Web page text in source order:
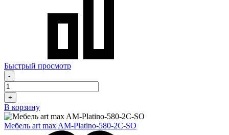
Быстрый просмотр
-
+
В корзину
Мебель art max AM-Platino-580-2C-SO